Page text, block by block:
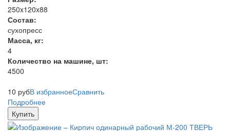
250x120x88
Состав:
сухопресс
Масса, кг:
4
Количество на машине, шт:
4500
10 рубВ избранноеСравнить
Подробнее
Купить